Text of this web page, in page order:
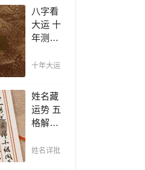
最有财
官之
命，十
之八九
或富
读您的
事业天
赋，扭
不利困
八字看
大运 十
年测吉
年一运
凶，未
来命运
全知
晓。
十年大运
姓名藏
运势 五
格解一
名判断
姓名详批